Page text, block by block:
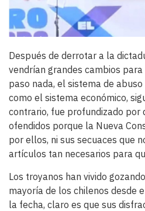
Body
Después de derrotar a la
vendrían grandes cambios para
paso nada, el sistema de
como el sistema económico,
contrario, fue profundizado por
ofendidos porque la Nueva
por ellos, ni sus secuaces que
artículos tan necesarios para
Los troyanos han vivido
mayoría de los chilenos desde
la fecha, claro es que sus